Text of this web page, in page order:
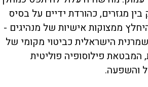
מגזרים, כהורדת ידיים על בסיס
ממצוקות אישיות של מנהיגים -
הישראלית כביטוי מקומי של
המבטאת פילוסופיה פוליטית
והשפעה.